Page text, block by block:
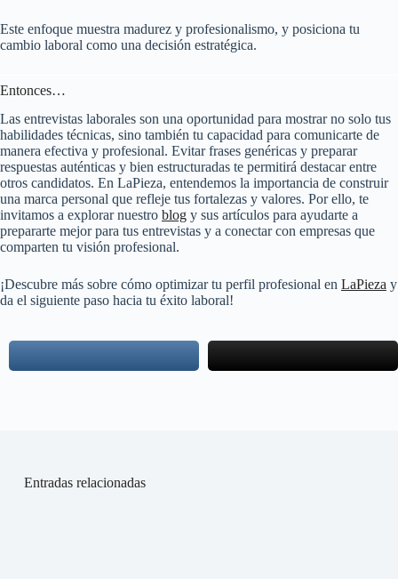
Este enfoque muestra madurez y profesionalismo, y posiciona tu
cambio laboral como una decisión estratégica.
Entonces…
Las entrevistas laborales son una oportunidad para mostrar no solo tus
habilidades técnicas, sino también tu capacidad para comunicarte de
manera efectiva y profesional. Evitar frases genéricas y preparar
respuestas auténticas y bien estructuradas te permitirá destacar entre
otros candidatos. En LaPieza, entendemos la importancia de construir
una marca personal que refleje tus fortalezas y valores. Por ello, te
invitamos a explorar nuestro blog y sus artículos para ayudarte a
prepararte mejor para tus entrevistas y a conectar con empresas que
comparten tu visión profesional.
¡Descubre más sobre cómo optimizar tu perfil profesional en LaPieza y
da el siguiente paso hacia tu éxito laboral!
Entradas relacionadas